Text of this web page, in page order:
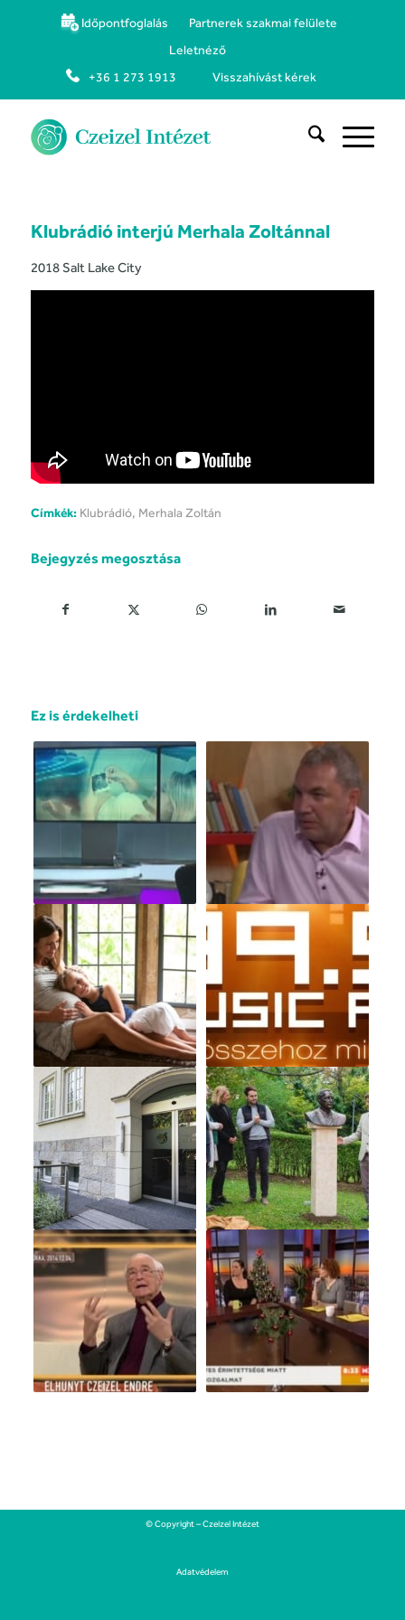
Időpontfoglalás
Partnerek szakmai felülete
Leletnéző
+36 1 273 1913
Visszahívást kérek
Klubrádió interjú Merhala Zoltánnal
2018 Salt Lake City
Címkék: Klubrádió, Merhala Zoltán
Bejegyzés megosztása
Ez is érdekelheti
© Copyright – Czeizel Intézet
Adatvédelem